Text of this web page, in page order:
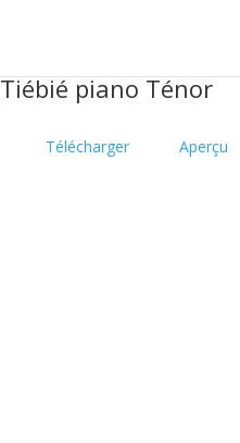
Tiébié piano Ténor
Télécharger Aperçu